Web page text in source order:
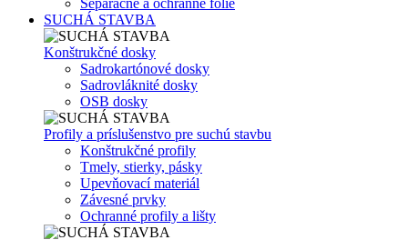
Separačné a ochranné fólie
SUCHÁ STAVBA
Konštrukčné dosky
Sadrokartónové dosky
Sadrovláknité dosky
OSB dosky
Profily a príslušenstvo pre suchú stavbu
Konštrukčné profily
Tmely, stierky, pásky
Upevňovací materiál
Závesné prvky
Ochranné profily a lišty